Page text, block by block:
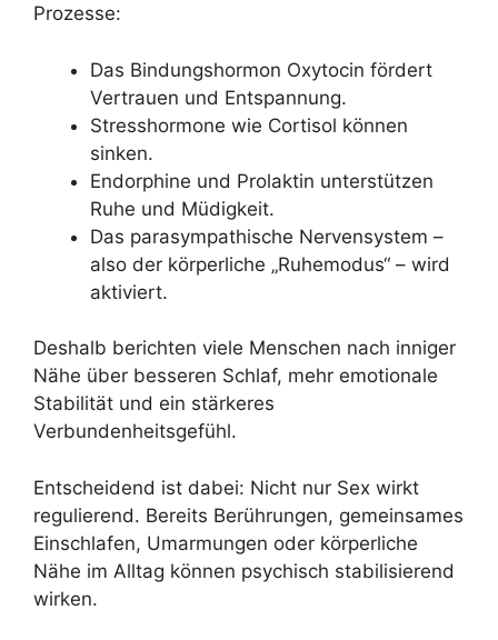
Prozesse:
Das Bindungshormon Oxytocin fördert
Vertrauen und Entspannung.
Stresshormone wie Cortisol können
sinken.
Endorphine und Prolaktin unterstützen
Ruhe und Müdigkeit.
Das parasympathische Nervensystem –
also der körperliche „Ruhemodus“ – wird
aktiviert.
Deshalb berichten viele Menschen nach inniger
Nähe über besseren Schlaf, mehr emotionale
Stabilität und ein stärkeres
Verbundenheitsgefühl.
Entscheidend ist dabei: Nicht nur Sex wirkt
regulierend. Bereits Berührungen, gemeinsames
Einschlafen, Umarmungen oder körperliche
Nähe im Alltag können psychisch stabilisierend
wirken.